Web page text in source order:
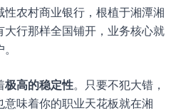
农村商业银行，根植于湘潭湘
大行那样全国铺开，业务核心就
极高的稳定性。只要不犯大错，
味着你的职业天花板就在湘